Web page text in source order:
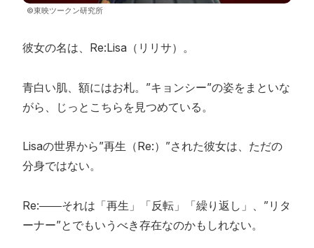
©東映ツークン研究所
彼女の名は、Re:Lisa（リリサ）。
青白い肌、額にはお札。”キョンシー”の姿をまといな
がら、じっとこちらを見つめている。
Lisaの世界から”再生（Re:）”された彼女は、ただの
分身ではない。
Re:――それは「再生」「反転」「繰り返し」、”リタ
ーナー”とでもいうべき存在なのかもしれない。